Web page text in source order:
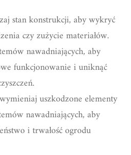
stan konstrukcji, aby wykryć
czy zużycie materiałów.
nawadniających, aby
funkcjonowanie i uniknąć
uszkodzone elementy
nawadniających, aby
i trwałość ogrodu